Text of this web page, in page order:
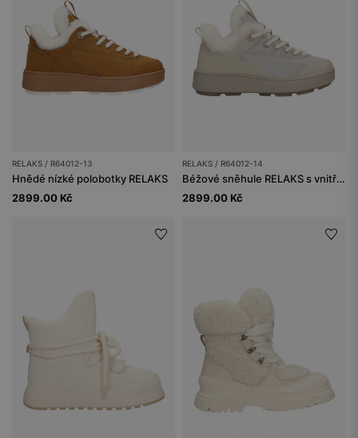
RELAKS / R64012-13
Hnědé nízké polobotky RELAKS
2899.00 Kč
RELAKS / R64012-14
Béžové sněhule RELAKS s vnitřním zateplením
2899.00 Kč